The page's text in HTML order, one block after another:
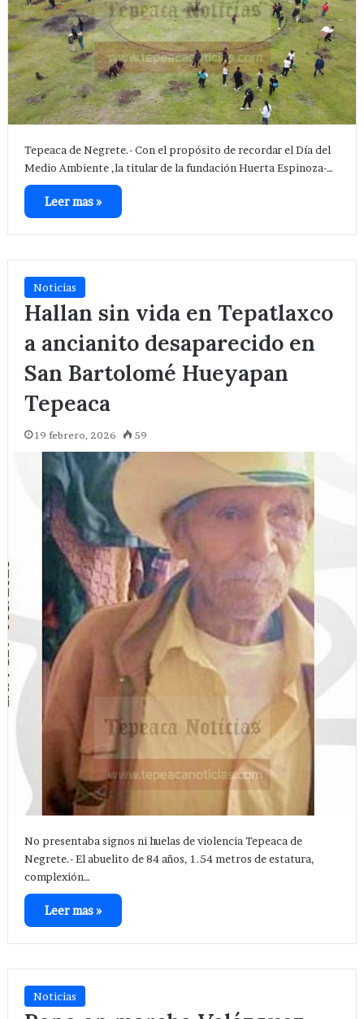
Tepeaca de Negrete.- Con el propósito de recordar el Día del
Medio Ambiente ,la titular de la fundación Huerta Espinoza-…
Leer mas »
Noticias
Hallan sin vida en Tepatlaxco
a ancianito desaparecido en
San Bartolomé Hueyapan
Tepeaca
19 febrero, 2026 59
No presentaba signos ni huelas de violencia Tepeaca de
Negrete.- El abuelito de 84 años, 1.54 metros de estatura,
complexión…
Leer mas »
Noticias